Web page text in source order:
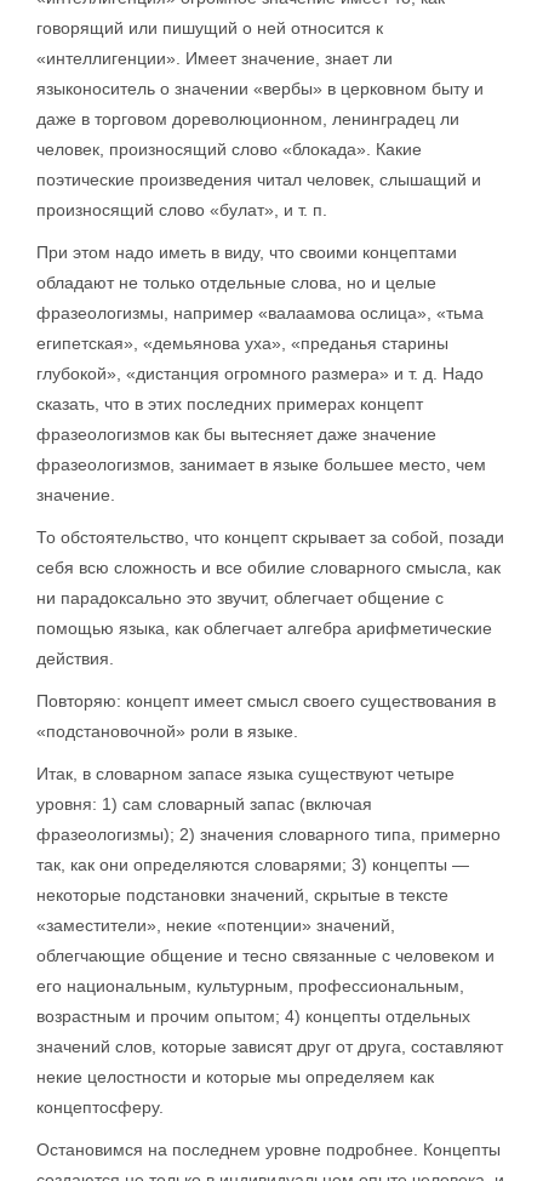
говорящий или пишущий о ней относится к
«интеллигенции». Имеет значение, знает ли
языконоситель о значении «вербы» в церковном быту и
даже в торговом дореволюционном, ленинградец ли
человек, произносящий слово «блокада». Какие
поэтические произведения читал человек, слышащий и
произносящий слово «булат», и т. п.
При этом надо иметь в виду, что своими концептами
обладают не только отдельные слова, но и целые
фразеологизмы, например «валаамова ослица», «тьма
египетская», «демьянова уха», «преданья старины
глубокой», «дистанция огромного размера» и т. д. Надо
сказать, что в этих последних примерах концепт
фразеологизмов как бы вытесняет даже значение
фразеологизмов, занимает в языке большее место, чем
значение.
То обстоятельство, что концепт скрывает за собой, позади
себя всю сложность и все обилие словарного смысла, как
ни парадоксально это звучит, облегчает общение с
помощью языка, как облегчает алгебра арифметические
действия.
Повторяю: концепт имеет смысл своего существования в
«подстановочной» роли в языке.
Итак, в словарном запасе языка существуют четыре
уровня: 1) сам словарный запас (включая
фразеологизмы); 2) значения словарного типа, примерно
так, как они определяются словарями; 3) концепты —
некоторые подстановки значений, скрытые в тексте
«заместители», некие «потенции» значений,
облегчающие общение и тесно связанные с человеком и
его национальным, культурным, профессиональным,
возрастным и прочим опытом; 4) концепты отдельных
значений слов, которые зависят друг от друга, составляют
некие целостности и которые мы определяем как
концептосферу.
Остановимся на последнем уровне подробнее. Концепты